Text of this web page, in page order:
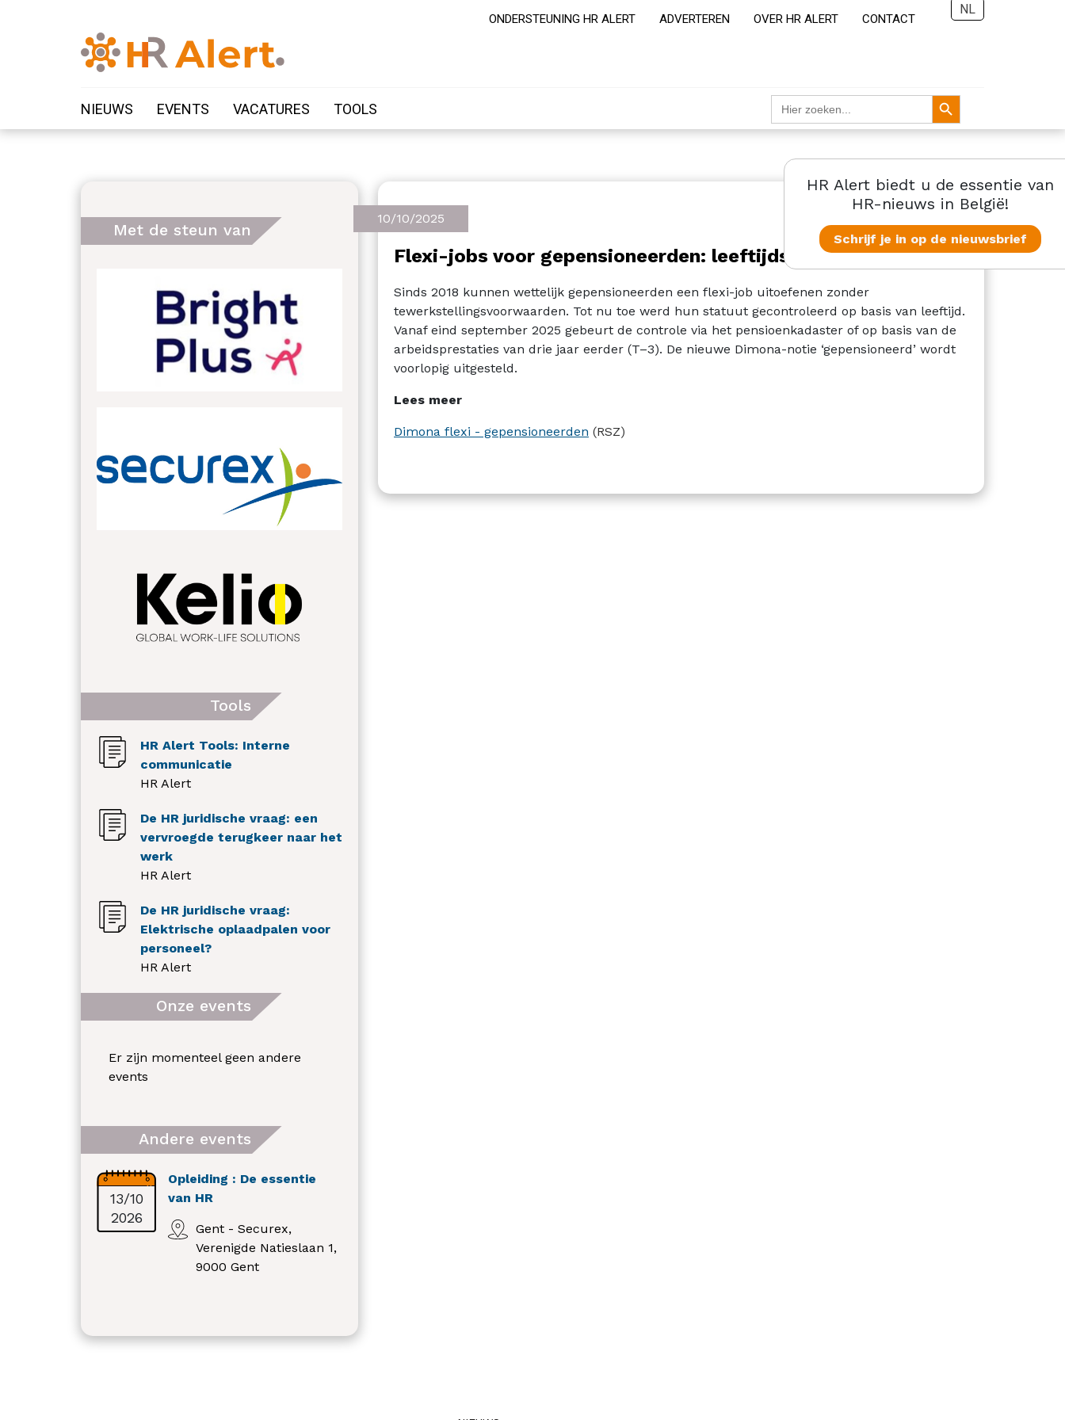
ONDERSTEUNING HR ALERT ADVERTEREN OVER HR ALERT CONTACT
NL
NIEUWS EVENTS VACATURES TOOLS
Zoek
naar:
Zoekknop
Met de steun van
Tools
HR Alert Tools: Interne
communicatie
HR Alert
De HR juridische vraag: een
vervroegde terugkeer naar het
werk
HR Alert
De HR juridische vraag:
Elektrische oplaadpalen voor
personeel?
HR Alert
Onze events
Er zijn momenteel geen andere
events
Andere events
13/10
2026
Opleiding : De essentie
van HR
Gent - Securex,
Verenigde Natieslaan 1,
9000 Gent
HR Alert biedt u de essentie van
HR-nieuws in België!
Schrijf je in op de nieuwsbrief
10/10/2025
Flexi-jobs voor gepensioneerden: leeftijdscontrole verdwijnt
Sinds 2018 kunnen wettelijk gepensioneerden een flexi-job uitoefenen zonder
tewerkstellingsvoorwaarden. Tot nu toe werd hun statuut gecontroleerd op basis van leeftijd.
Vanaf eind september 2025 gebeurt de controle via het pensioenkadaster of op basis van de
arbeidsprestaties van drie jaar eerder (T–3). De nieuwe Dimona-notie ‘gepensioneerd’ wordt
voorlopig uitgesteld.
Lees meer
Dimona flexi - gepensioneerden (RSZ)